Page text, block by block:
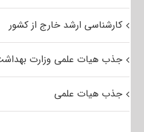
کارشناسی ارشد خارج از کشور
جذب هیات علمی وزارت
جذب هیات علمی